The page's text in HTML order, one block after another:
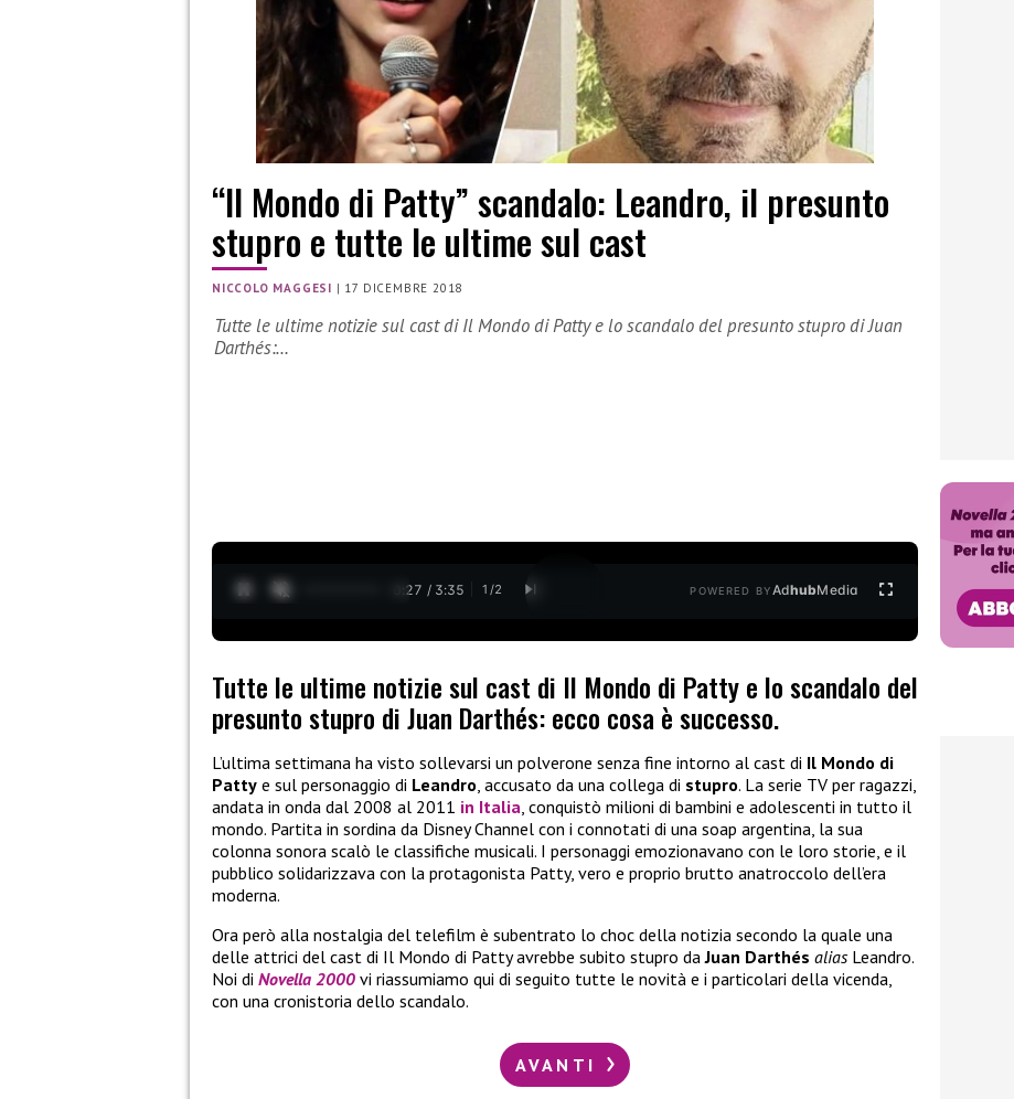
“Il Mondo di Patty” scandalo: Leandro, il presunto
stupro e tutte le ultime sul cast
NICCOLO MAGGESI | 17 DICEMBRE 2018
Tutte le ultime notizie sul cast di Il Mondo di Patty e lo scandalo del presunto stupro di Juan
Darthés:…
0:28 / 3:35 1 /2 POWERED BYAdhubMedia
Tutte le ultime notizie sul cast di Il Mondo di Patty e lo scandalo del
presunto stupro di Juan Darthés: ecco cosa è successo.
L’ultima settimana ha visto sollevarsi un polverone senza fine intorno al cast di Il Mondo di
Patty e sul personaggio di Leandro , accusato da una collega di stupro. La serie TV per ragazzi,
andata in onda dal 2008 al 2011 in Italia , conquistò milioni di bambini e adolescenti in tutto il
mondo. Partita in sordina da Disney Channel con i connotati di una soap argentina, la sua
colonna sonora scalò le classifiche musicali. I personaggi emozionavano con le loro storie, e il
pubblico solidarizzava con la protagonista Patty, vero e proprio brutto anatroccolo dell’era
moderna.
Ora però alla nostalgia del telefilm è subentrato lo choc della notizia secondo la quale una
delle attrici del cast di Il Mondo di Patty avrebbe subito stupro daJuan Darthés aliasLeandro.
Noi di Novella 2000 vi riassumiamo qui di seguito tutte le novità e i particolari della vicenda,
con una cronistoria dello scandalo.
AVANTI